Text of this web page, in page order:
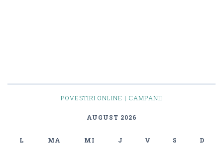
POVESTIRI ONLINE | CAMPANII
AUGUST 2026
L MA MI J V S D